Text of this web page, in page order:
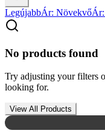
LegújabbÁr: Növekvő
No products found
Try adjusting your filters
looking for.
View All Products